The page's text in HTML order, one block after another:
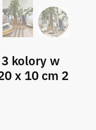
kolory w
x 10 cm 2